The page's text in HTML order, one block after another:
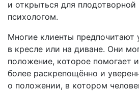
и открыться для плодотворной
психологом.
Многие клиенты предпочитают
в кресле или на диване. Они
положение, которое помогает
более раскрепощённо и
о положении, в котором